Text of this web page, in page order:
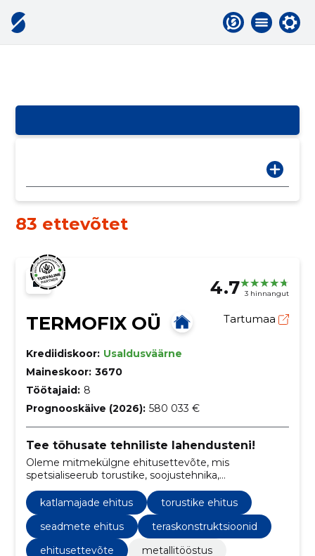
83 ettevõtet
4.7 3 hinnangut
TERMOFIX OÜ Tartumaa
Krediidiskoor: Usaldusväärne
Maineskoor: 3670
Töötajaid: 8
Prognooskäive (2026): 580 033 €
Tee tõhusate tehniliste lahendusteni!
Oleme mitmekülgne ehitusettevõte, mis
spetsialiseerub torustike, soojustehnika,
metallkonstruktsioonide, katlamajade ning
tööstuslahenduste ehitamisele.
katlamajade ehitus
torustike ehitus
seadmete ehitus
teraskonstruktsioonid
ehitusettevõte
metallitööstus